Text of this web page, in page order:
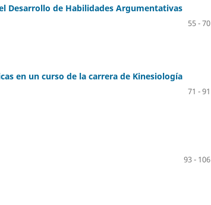
Desarrollo de Habilidades Argumentativas
55 - 70
en un curso de la carrera de Kinesiología
71 - 91
93 - 106